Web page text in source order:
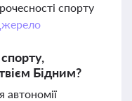
спорту
Бідним?